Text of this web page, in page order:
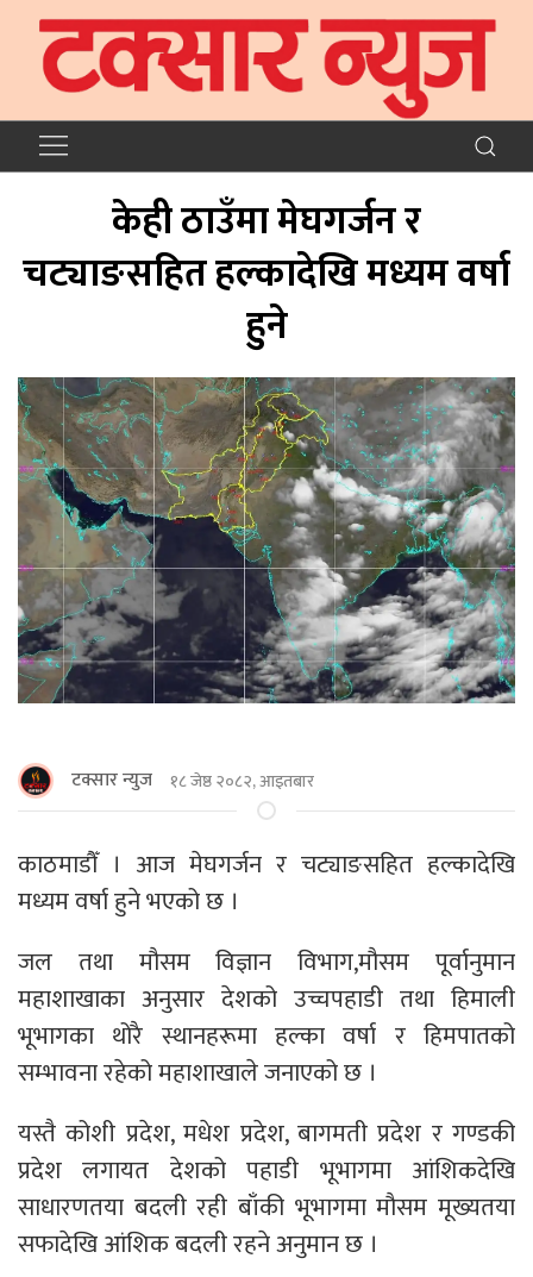
केही ठाउँमा मेघगर्जन र
चट्याङसहित हल्कादेखि मध्यम वर्षा
हुने
टक्सार न्युज १८ जेष्ठ २०८२, आइतबार
काठमाडौँ । आज मेघगर्जन र चट्याङसहित हल्कादेखि
मध्यम वर्षा हुने भएको छ ।
जल तथा मौसम विज्ञान विभाग,मौसम पूर्वानुमान
महाशाखाका अनुसार देशको उच्चपहाडी तथा हिमाली
भूभागका थोरै स्थानहरूमा हल्का वर्षा र हिमपातको
सम्भावना रहेको महाशाखाले जनाएको छ ।
यस्तै कोशी प्रदेश, मधेश प्रदेश, बागमती प्रदेश र गण्डकी
प्रदेश लगायत देशको पहाडी भूभागमा आंशिकदेखि
साधारणतया बदली रही बाँकी भूभागमा मौसम मूख्यतया
सफादेखि आंशिक बदली रहने अनुमान छ ।